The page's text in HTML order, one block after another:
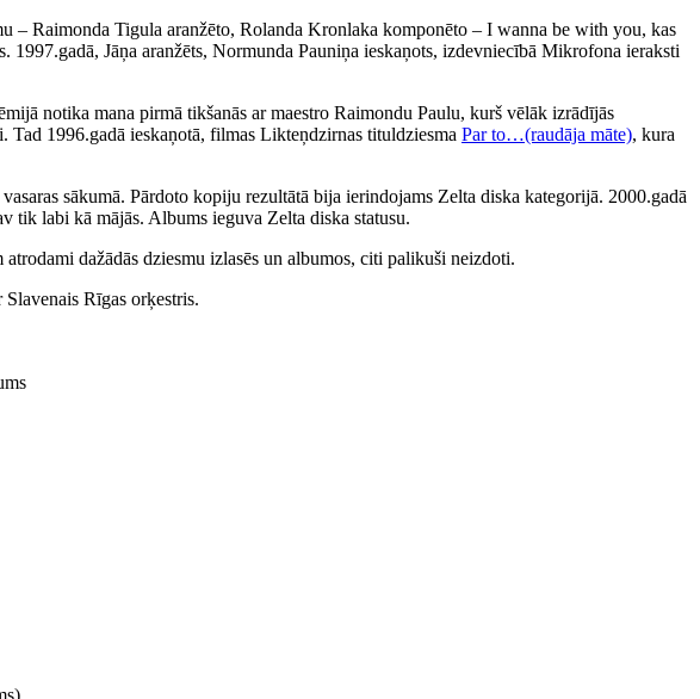
– Raimonda Tigula aranžēto, Rolanda Kronlaka komponēto – I wanna be with you, kas
Jāņa aranžēts, Normunda Pauniņa ieskaņots, izdevniecībā Mikrofona ieraksti
notika mana pirmā tikšanās ar maestro Raimondu Paulu, kurš vēlāk izrādījās
Tad 1996.gadā ieskaņotā, filmas Likteņdzirnas tituldziesma Par to…(raudāja māte), kura
sākumā. Pārdoto kopiju rezultātā bija ierindojams Zelta diska kategorijā. 2000.gadā
tik labi kā mājās. Albums ieguva Zelta diska statusu.
dažādās dziesmu izlasēs un albumos, citi palikuši neizdoti.
Rīgas orķestris.